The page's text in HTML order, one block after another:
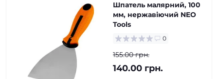
Шпатель малярний, 100
мм, нержавіючий NEO
Tools
0
155.00 грн.
140.00 грн.